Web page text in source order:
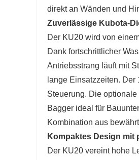
direkt an Wänden und
Zuverlässige Kubota-
Der KU20 wird von
Dank fortschrittlicher
Antriebsstrang läuft mit
lange Einsatzzeiten.
Steuerung. Die
Bagger ideal für
Kombination aus
Kompaktes Design
Der KU20 vereint hohe